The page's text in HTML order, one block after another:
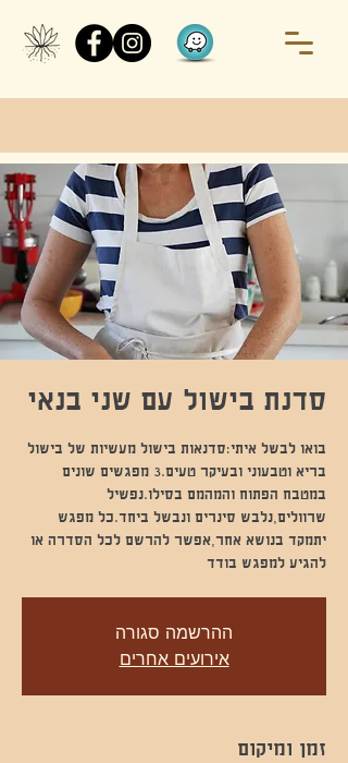
סדנת בישול עם שני בנאי
בואו לבשל איתי:סדנאות בישול מעשיות של בישול
בריא וטבעוני ובעיקר טעים.3 מפגשים שונים
במטבח הפתוח והמהמם בסילו.נפשיל
שרוולים,נלבש סינרים ונבשל ביחד.כל מפגש
יתמקד בנושא אחר,אפשר להרשם לכל הסדרה או
להגיע למפגש בודד
ההרשמה סגורה
אירועים אחרים
זמן ומיקום